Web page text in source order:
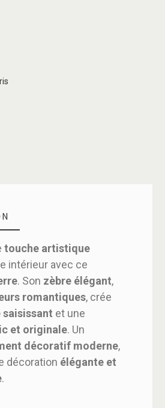
touche artistique
intérieur avec ce
. Son zèbre élégant,
romantiques, crée
et une
et originale. Un
décoratif moderne,
décoration élégante et
.